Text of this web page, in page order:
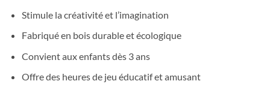
Stimule la créativité et l’imagination
Fabriqué en bois durable et écologique
Convient aux enfants dès 3 ans
Offre des heures de jeu éducatif et amusant